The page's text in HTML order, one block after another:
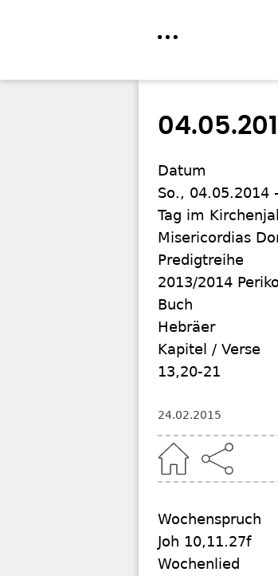
Datum
So., 04.05.2014
Tag im
Misericordias
Predigtreihe
2013/2014
Buch
Hebräer
Kapitel / Verse
13,20-21
24.02.2015
Wochenspruch
Joh 10,11.27f
Wochenlied